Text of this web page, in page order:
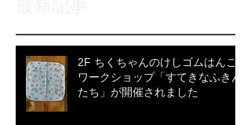
2F ちくちゃんのけしゴムはんこ
ワークショップ「すてきなふきん
たち」が開催されました